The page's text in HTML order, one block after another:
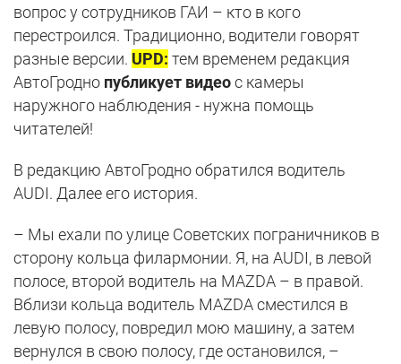
вопрос у сотрудников ГАИ – кто в кого
перестроился. Традиционно, водители говорят
разные версии. UPD: тем временем редакция
АвтоГродно публикует видеос камеры
наружного наблюдения - нужна помощь
читателей!
В редакцию АвтоГродно обратился водитель
AUDI. Далее его история.
– Мы ехали по улице Советских пограничников в
сторону кольца филармонии. Я, на AUDI, в левой
полосе, второй водитель на MAZDA – в правой.
Вблизи кольца водитель MAZDA сместился в
левую полосу, повредил мою машину, а затем
вернулся в свою полосу, где остановился, –